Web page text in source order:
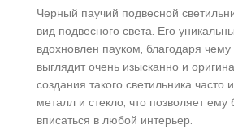
Черный паучий подвесной
вид подвесного света. Его
вдохновлен пауком, благодаря чему
выглядит очень изысканно и
создания такого светильника часто
металл и стекло, что позволяет ему
вписаться в любой интерьер.